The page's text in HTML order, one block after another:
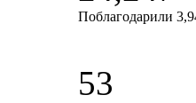
Поблагодарили
53